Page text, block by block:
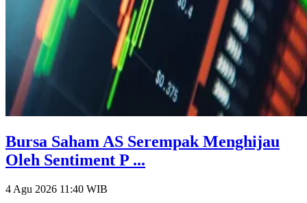
Bursa Saham AS Serempak Menghijau
Oleh Sentiment P ...
4 Agu 2026 11:40 WIB